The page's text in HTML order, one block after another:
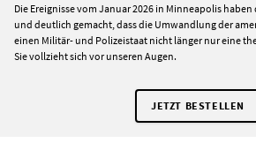
Die Ereignisse vom Januar 2026 in Minneapolis haben
und deutlich gemacht, dass die Umwandlung der
einen Militär- und Polizeistaat nicht länger nur eine
Sie vollzieht sich vor unseren Augen.
JETZT BESTELLEN